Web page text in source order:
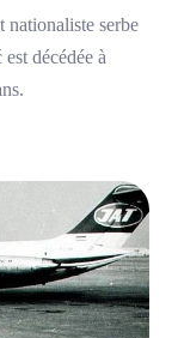
nationaliste serbe
décédée à